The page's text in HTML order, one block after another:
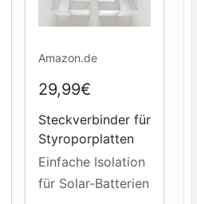
Amazon.de
29,99€
Steckverbinder für
Styroporplatten
Einfache Isolation
für Solar-Batterien